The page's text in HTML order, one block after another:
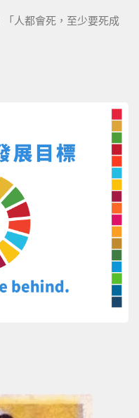
人都會死，至少要死成